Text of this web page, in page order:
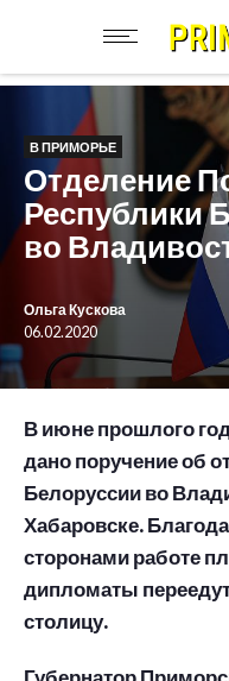
В ПРИМОРЬЕ
Отделение
Республики
во
Ольга Кускова
06.02.2020
В июне прошлого
дано поручение об
Белоруссии во
Хабаровске.
сторонами работе
дипломаты
столицу.